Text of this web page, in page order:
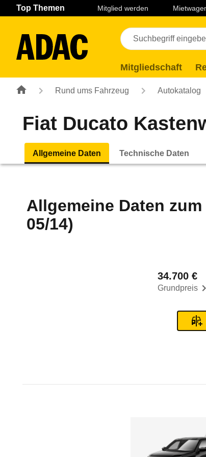
Navigation Seiteninhalt Fußzeile
Top Themen Mitglied werden
Mitgliedschaft
Rund ums Fahrzeug Autokatalog
Fiat Ducato
Allgemeine Daten Technische Daten
Allgemeine Daten zum
05/14)
Grundpreis
34.700 €